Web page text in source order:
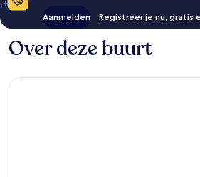
Aanmelden Registreer je nu, gratis
Over deze buurt